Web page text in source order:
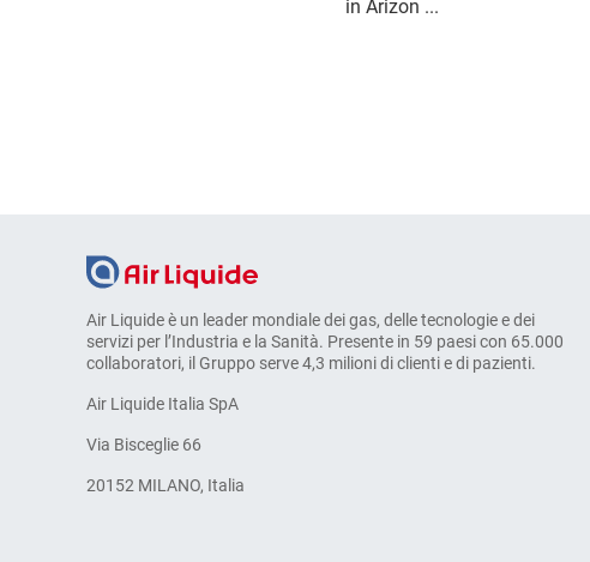
in Arizon ...
Air Liquide è un leader mondiale dei gas, delle tecnologie e dei
servizi per l’Industria e la Sanità. Presente in 59 paesi con 65.000
collaboratori, il Gruppo serve 4,3 milioni di clienti e di pazienti.
Air Liquide Italia SpA
Via Bisceglie 66
20152 MILANO, Italia